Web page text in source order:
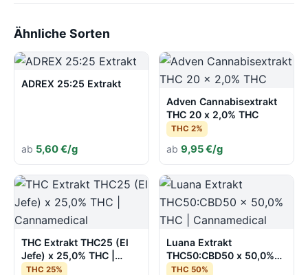
Ähnliche Sorten
ADREX 25:25 Extrakt
ab 5,60 €/g
Adven Cannabisextrakt
THC 20 x 2,0% THC
THC 2%
ab 9,95 €/g
THC Extrakt THC25 (El
Jefe) x 25,0% THC |
Cannamedical
THC 25%
Luana Extrakt
THC50:CBD50 x 50,0%
THC | Cannamedical
THC 50%